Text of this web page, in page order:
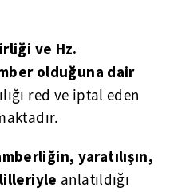
ve Hz.
olduğuna dair
red ve iptal eden
yaratılışın,
anlatıldığı